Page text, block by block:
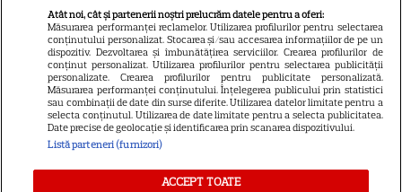
Copyright2026Ringier Romania – Toate Drepturile rezervate
Jocurile de noroc sunt interzise minorilor.
Atât noi, cât și partenerii noștri prelucrăm datele pentru a oferi:
Măsurarea performanței reclamelor. Utilizarea profilurilor pentru selectarea
conținutului personalizat. Stocarea și/sau accesarea informațiilor de pe un
dispozitiv. Dezvoltarea și îmbunătățirea serviciilor. Crearea profilurilor de
conținut personalizat. Utilizarea profilurilor pentru selectarea publicității
personalizate. Crearea profilurilor pentru publicitate personalizată.
Măsurarea performanței conținutului. Înțelegerea publicului prin statistici
sau combinații de date din surse diferite. Utilizarea datelor limitate pentru a
selecta conținutul. Utilizarea de date limitate pentru a selecta publicitatea.
Date precise de geolocație și identificarea prin scanarea dispozitivului.
Listă parteneri (furnizori)
ACCEPT TOATE